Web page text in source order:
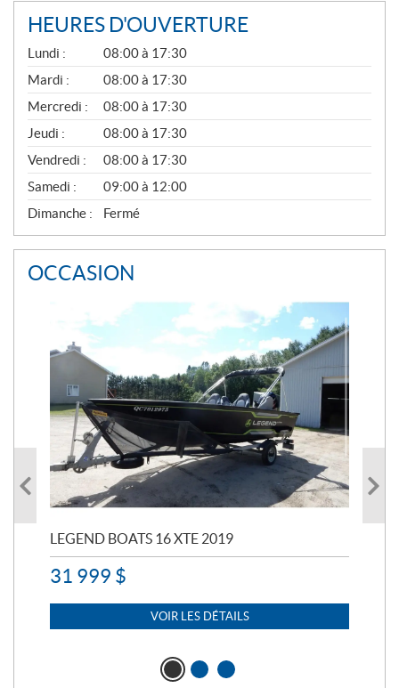
HEURES D'OUVERTURE
G
É
N
É
R
A
L
Lundi :
08:00 à 17:30
Mardi :
08:00 à 17:30
Mercredi :
08:00 à 17:30
Jeudi :
08:00 à 17:30
Vendredi :
08:00 à 17:30
Samedi :
09:00 à 12:00
Dimanche :
Fermé
OCCASION
LEGEND BOATS 16 XTE 2019
31 999 $
VOIR LES DÉTAILS